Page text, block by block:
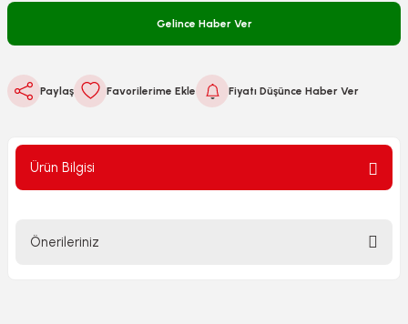
Gelince Haber Ver
Paylaş Fiyatı Düşünce Haber Ver
Ürün Bilgisi
Önerileriniz